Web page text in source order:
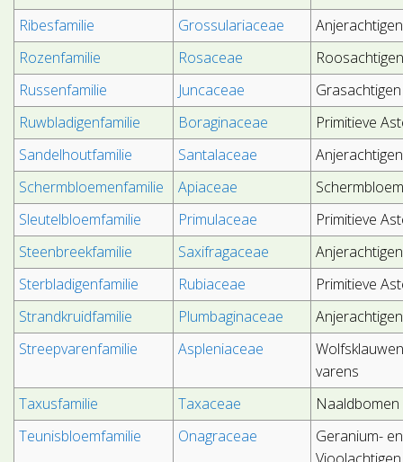
Ribesfamilie
Grossulariaceae
Anjerachtigen
Rozenfamilie
Rosaceae
Russenfamilie
Juncaceae
Grasachtigen
Ruwbladigenfamilie
Boraginaceae
Primitieve
Sandelhoutfamilie
Santalaceae
Anjerachtigen
Schermbloemenfamilie
Apiaceae
Sleutelbloemfamilie
Primulaceae
Primitieve
Steenbreekfamilie
Saxifragaceae
Anjerachtigen
Sterbladigenfamilie
Rubiaceae
Primitieve
Strandkruidfamilie
Plumbaginaceae
Anjerachtigen
Streepvarenfamilie
Aspleniaceae
varens
Taxusfamilie
Taxaceae
Naaldbomen
Teunisbloemfamilie
Onagraceae
Geranium- en